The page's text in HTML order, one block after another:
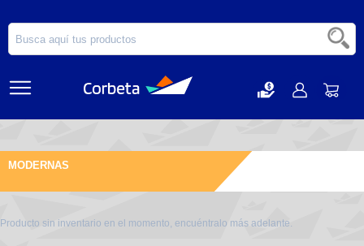
MODERNAS
Producto sin inventario en el momento, encuéntralo más adelante.